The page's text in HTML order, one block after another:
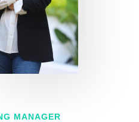
MANAGER